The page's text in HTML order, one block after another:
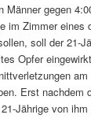
Männer gegen
im Zimmer eines
soll der 21-
Opfer
Erst nachdem
Jährige von